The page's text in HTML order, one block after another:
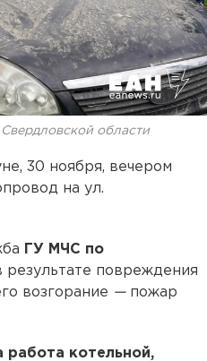
области
30 ноября, вечером
на ул.
ГУ МЧС по
результате повреждения
возгорание —пожар
работа котельной,